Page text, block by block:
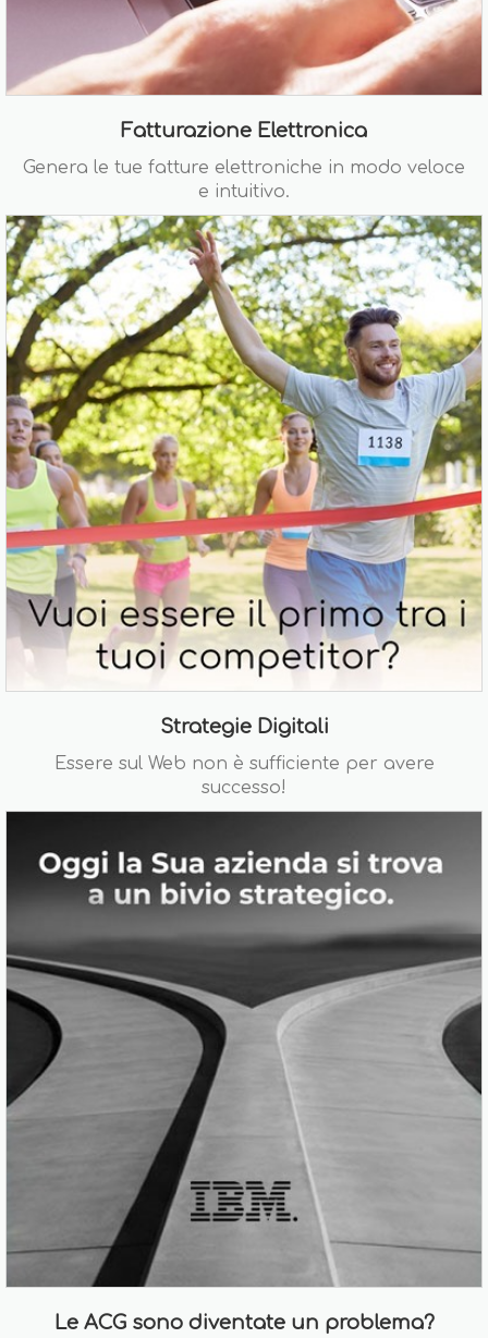
Fatturazione Elettronica
Genera le tue fatture elettroniche in modo veloce
e intuitivo.
Strategie Digitali
Essere sul Web non è sufficiente per avere
successo!
Le ACG sono diventate un problema?